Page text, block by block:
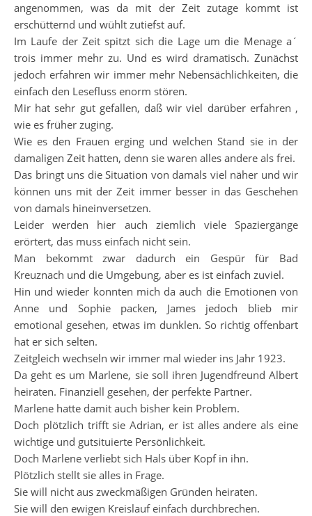
angenommen, was da mit der Zeit zutage kommt ist
erschütternd und wühlt zutiefst auf.
Im Laufe der Zeit spitzt sich die Lage um die Menage a´
trois immer mehr zu. Und es wird dramatisch. Zunächst
jedoch erfahren wir immer mehr Nebensächlichkeiten, die
einfach den Lesefluss enorm stören.
Mir hat sehr gut gefallen, daß wir viel darüber erfahren ,
wie es früher zuging.
Wie es den Frauen erging und welchen Stand sie in der
damaligen Zeit hatten, denn sie waren alles andere als frei.
Das bringt uns die Situation von damals viel näher und wir
können uns mit der Zeit immer besser in das Geschehen
von damals hineinversetzen.
Leider werden hier auch ziemlich viele Spaziergänge
erörtert, das muss einfach nicht sein.
Man bekommt zwar dadurch ein Gespür für Bad
Kreuznach und die Umgebung, aber es ist einfach zuviel.
Hin und wieder konnten mich da auch die Emotionen von
Anne und Sophie packen, James jedoch blieb mir
emotional gesehen, etwas im dunklen. So richtig offenbart
hat er sich selten.
Zeitgleich wechseln wir immer mal wieder ins Jahr 1923.
Da geht es um Marlene, sie soll ihren Jugendfreund Albert
heiraten. Finanziell gesehen, der perfekte Partner.
Marlene hatte damit auch bisher kein Problem.
Doch plötzlich trifft sie Adrian, er ist alles andere als eine
wichtige und gutsituierte Persönlichkeit.
Doch Marlene verliebt sich Hals über Kopf in ihn.
Plötzlich stellt sie alles in Frage.
Sie will nicht aus zweckmäßigen Gründen heiraten.
Sie will den ewigen Kreislauf einfach durchbrechen.